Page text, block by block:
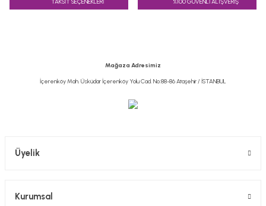
Ürün resmi kalitesiz, bozuk veya görüntülenemiyor.
Mağaza Adresimiz
İçerenköy Mah. Üsküdar İçerenköy Yolu Cad. No:88-86 Ataşehir / İSTANBUL
Üyelik
Kurumsal